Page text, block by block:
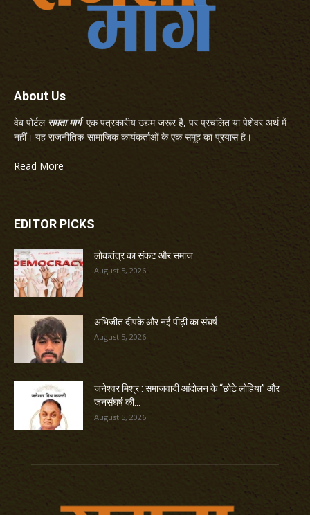
About Us
वेब पोर्टल समता मार्गएक पत्रकारीय उद्यम जरूर है, पर प्रचलित या पेशेवर अर्थ में
नहीं। यह राजनीतिक-सामाजिक कार्यकर्ताओं के एक समूह का प्रयास है।
Read More
EDITOR PICKS
लोकतंत्र का संकट और समाज
August 5, 2026
अभिजीत दीपके और नई पीढ़ी का संघर्ष
August 5, 2026
जनेश्वर मिश्र : समाजवादी आंदोलन के “छोटे लोहिया” और
जनसंघर्ष की...
August 5, 2026